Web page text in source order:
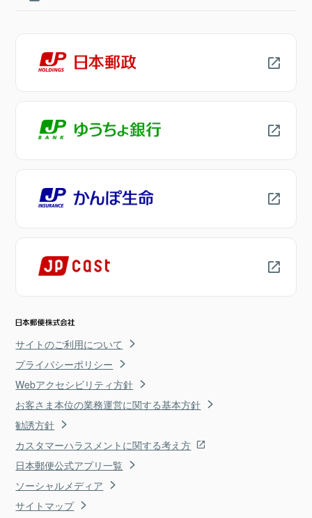
サイトのご利用について
プライバシーポリシー
Webアクセシビリティ方針
お客さま本位の業務運営に関する基本方針
勧誘方針
カスタマーハラスメントに関する考え方
日本郵便公式アプリ一覧
ソーシャルメディア
サイトマップ